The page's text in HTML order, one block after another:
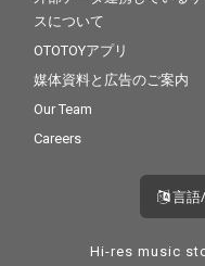
元・三軒茶屋の理容室
で、いつものように髪
を切る西寺郷太の姿を
＝Human”な感覚をビ
ジュアル面でも鮮やか
スについて
OTOTOYアプリ
媒体資料と広告のご案内
Our Team
Careers
言語
Hi-res music